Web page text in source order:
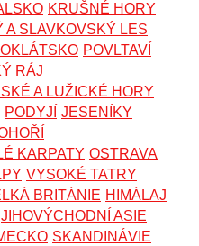
KRUŠNÉ HORY
A SLAVKOVSKÝ LES
POVLTAVÍ
RÁJ
A LUŽICKÉ HORY
PODYJÍ JESENÍKY
KARPATY OSTRAVA
VYSOKÉ TATRY
BRITÁNIE HIMÁLAJ
JIHOVÝCHODNÍ ASIE
SKANDINÁVIE